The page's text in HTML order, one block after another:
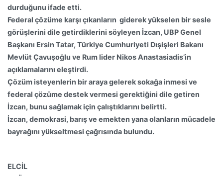
durduğunu ifade etti.
Federal çözüme karşı çıkanların giderek yükselen bir sesle
görüşlerini dile getirdiklerini söyleyen İzcan, UBP Genel
Başkanı Ersin Tatar, Türkiye Cumhuriyeti Dışişleri Bakanı
Mevlüt Çavuşoğlu ve Rum lider Nikos Anastasiadis’in
açıklamalarını eleştirdi.
Çözüm isteyenlerin bir araya gelerek sokağa inmesi ve
federal çözüme destek vermesi gerektiğini dile getiren
İzcan, bunu sağlamak için çalıştıklarını belirtti.
İzcan, demokrasi, barış ve emekten yana olanların mücadele
bayrağını yükseltmesi çağrısında bulundu.
ELCİL